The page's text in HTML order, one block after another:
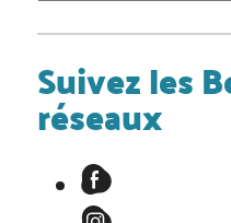
Suivez les
réseaux